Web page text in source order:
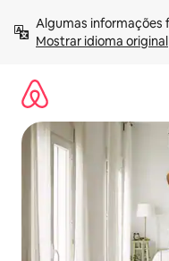
para
Mostrar idioma original